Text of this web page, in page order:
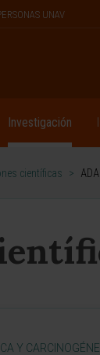
UNAV
Investigación
científicas >
Y